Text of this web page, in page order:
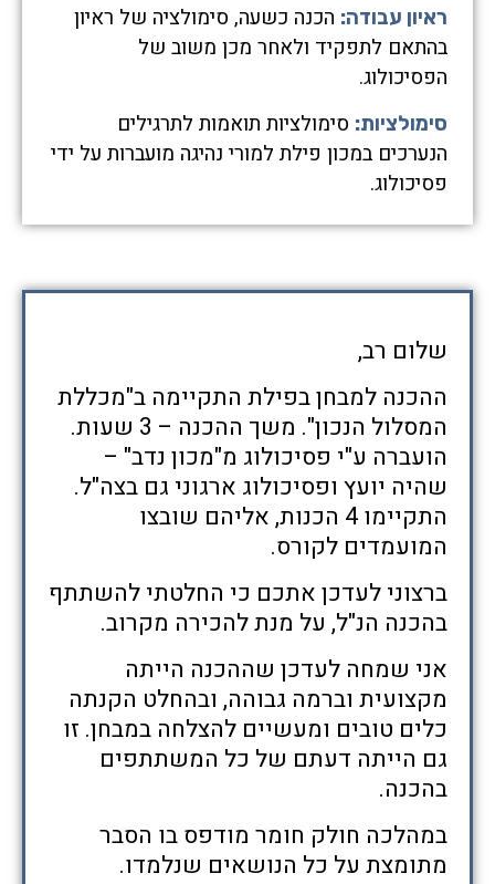
ראיון עבודה: הכנה כשעה, סימולציה של ראיון
בהתאם לתפקיד ולאחר מכן משוב של
הפסיכולוג.
סימולציות: סימולציות תואמות לתרגילים
הנערכים במכון פילת למורי נהיגה מועברות על ידי
פסיכולוג.
שלום רב,
ההכנה למבחן בפילת התקיימה ב"מכללת
המסלול הנכון". משך ההכנה – 3 שעות.
הועברה ע"י פסיכולוג מ"מכון נדב" –
שהיה יועץ ופסיכולוג ארגוני גם בצה"ל.
התקיימו 4 הכנות, אליהם שובצו
המועמדים לקורס.
ברצוני לעדכן אתכם כי החלטתי להשתתף
בהכנה הנ"ל, על מנת להכירה מקרוב.
אני שמחה לעדכן שההכנה הייתה
מקצועית וברמה גבוהה, ובהחלט הקנתה
כלים טובים ומעשיים להצלחה במבחן. זו
גם הייתה דעתם של כל המשתתפים
בהכנה.
במהלכה חולק חומר מודפס בו הסבר
מתומצת על כל הנושאים שנלמדו.